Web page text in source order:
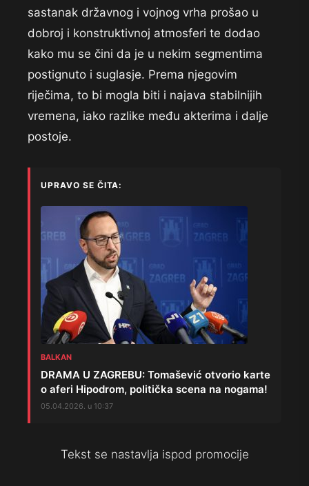
sastanak državnog i vojnog vrha prošao u
dobroj i konstruktivnoj atmosferi te dodao
kako mu se čini da je u nekim segmentima
postignuto i suglasje. Prema njegovim
riječima, to bi mogla biti i najava stabilnijih
vremena, iako razlike među akterima i dalje
postoje.
UPRAVO SE ČITA:
BALKAN
DRAMA U ZAGREBU: Tomašević otvorio karte
o aferi Hipodrom, politička scena na nogama!
05.04.2026. u 10:37
Tekst se nastavlja ispod promocije